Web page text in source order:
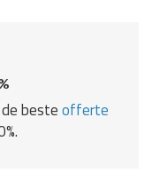
besteofferte